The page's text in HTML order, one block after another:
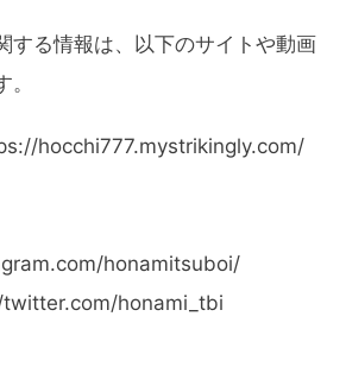
する情報は、以下のサイトや動画
hocchi777.mystrikingly.com/
honamitsuboi/
honami_tbi